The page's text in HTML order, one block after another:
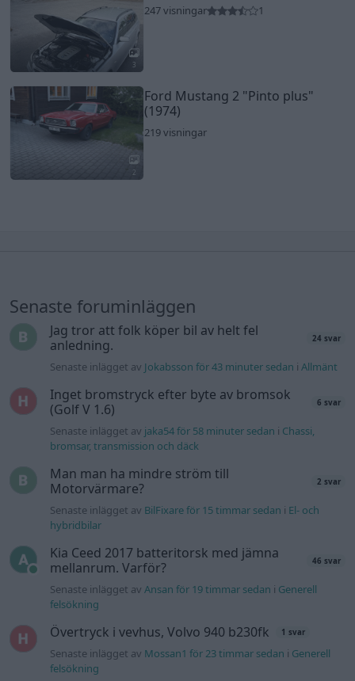
3
247 visningar 1
2
Ford Mustang 2 "Pinto plus"
(1974)
219 visningar
Senaste foruminläggen
Jag tror att folk köper bil av helt fel
anledning.
24 svar
Senaste inlägget av Jokabsson för 43 minuter sedan iAllmänt
Inget bromstryck efter byte av bromsok
(Golf V 1.6)
6 svar
Senaste inlägget av jaka54 för 58 minuter sedan i Chassi,
bromsar, transmission och däck
Man man ha mindre ström till
Motorvärmare?
2 svar
Senaste inlägget av BilFixare för 15 timmar sedan i El- och
hybridbilar
Kia Ceed 2017 batteritorsk med jämna
mellanrum. Varför?
46 svar
Senaste inlägget avAnsan för 19 timmar sedan i Generell
felsökning
Övertryck i vevhus, Volvo 940 b230fk 1 svar
Senaste inlägget av Mossan1 för 23 timmar sedan i Generell
felsökning